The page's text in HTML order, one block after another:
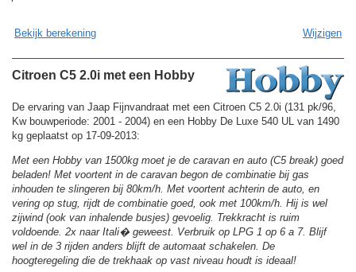
Bekijk berekening Wijzigen
Citroen C5 2.0i met een Hobby
De ervaring van Jaap Fijnvandraat met een Citroen C5 2.0i (131 pk/96,
Kw bouwperiode: 2001 - 2004) en een Hobby De Luxe 540 UL van 1490
kg geplaatst op 17-09-2013:
Met een Hobby van 1500kg moet je de caravan en auto (C5 break) goed
beladen! Met voortent in de caravan begon de combinatie bij gas
inhouden te slingeren bij 80km/h. Met voortent achterin de auto, en
vering op stug, rijdt de combinatie goed, ook met 100km/h. Hij is wel
zijwind (ook van inhalende busjes) gevoelig. Trekkracht is ruim
voldoende. 2x naar Itali� geweest. Verbruik op LPG 1 op 6 a 7. Blijf
wel in de 3 rijden anders blijft de automaat schakelen. De
hoogteregeling die de trekhaak op vast niveau houdt is ideaal!